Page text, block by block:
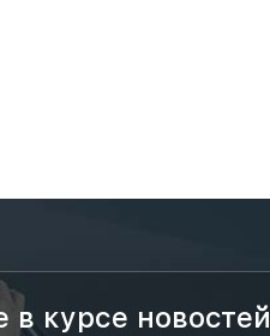
в курсе новостей